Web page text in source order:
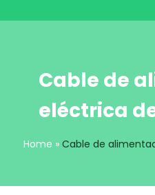
Cable de
eléctrica
Home » Cable de